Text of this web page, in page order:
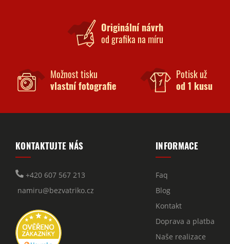
Originální návrh
od grafika na míru
Možnost tisku
vlastní fotografie
Potisk už
od 1 kusu
KONTAKTUJTE NÁS
+420 607 567 213
namiru@bezvatriko.cz
INFORMACE
Faq
Blog
Kontakt
Doprava a platba
Naše realizace